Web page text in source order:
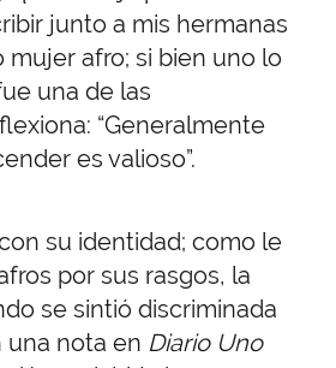
junto a mis hermanas
afro; si bien uno lo
una de las
“Generalmente
es valioso”.
su identidad; como le
por sus rasgos, la
se sintió discriminada
una nota en Diario Uno